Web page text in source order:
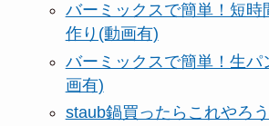
バーミックスで簡単！短時
作り(動画有)
バーミックスで簡単！生パ
画有)
staub鍋買ったらこれやろ